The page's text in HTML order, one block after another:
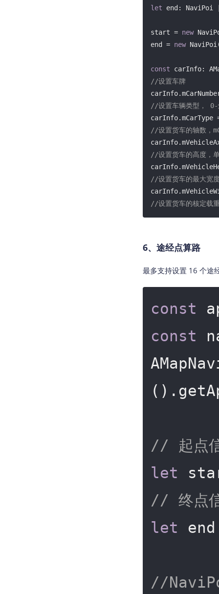
let end:
start = new
end = new
const carInfo:
//设置车牌
//设置车辆类型， 0-
carInfo.mCarType
//设置货车的轴数，
//设置货车的高度，
//设置货车的最大宽
//设置货车的核定载
//设置货车大小，
//设置货车的总重，
6、途经点算路
最多支持设置 16 个途
const
const
// 起点
let
// 终点
let
//